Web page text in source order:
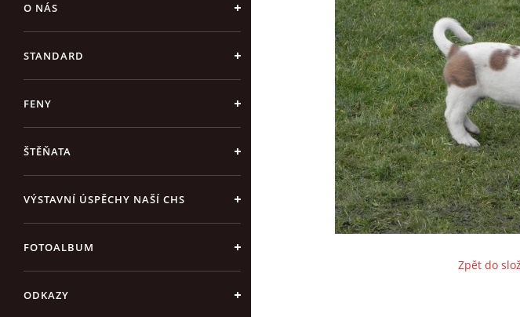
O NÁS
STANDARD
FENY
ŠTĚŇATA
VÝSTAVNÍ ÚSPĚCHY NAŠÍ CHS
FOTOALBUM
ODKAZY
Zpět do